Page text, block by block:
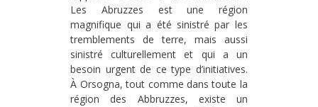
Les Abruzzes est une région
magnifique qui a été sinistré par les
tremblements de terre, mais aussi
sinistré culturellement et qui a un
besoin urgent de ce type d’initiatives.
À Orsogna, tout comme dans toute la
région des Abbruzzes, existe un